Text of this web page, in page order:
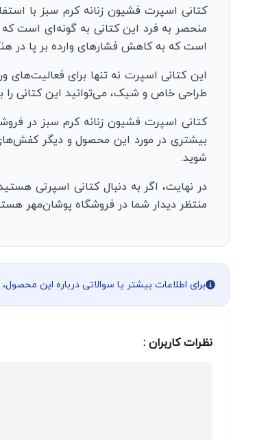
کتانی اسپرت فشیون زنانه کرم سبز با
منحصر به فرد این کتانی به گونه‌ای است
است که به کاهش فشارهای وارده بر پا در
این کتانی اسپرت نه تنها برای فعالیت‌های
طراحی خاص و شیک، می‌توانید این کتانی را
کتانی اسپرت فشیون زنانه کرم سبز در
بیشتری در مورد این محصول و دیگر
شوید.
در نهایت، اگر به دنبال کتانی اسپرتی
منتظر دیدار شما در فروشگاه پوشان‌مهر
برای اطلاعات بیشتر یا سوالاتی درباره این
نظرات کاربران :